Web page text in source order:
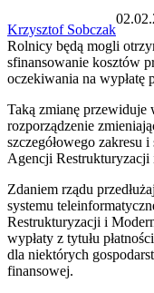
Krzysztof Sobczak
Rolnicy będą mogli
sfinansowanie kosztów
oczekiwania na wypłatę
Taką zmianę
rozporządzenie
szczegółowego zakresu
Agencji
Zdaniem rządu
systemu
Restrukturyzacji i
wypłaty z tytułu
dla niektórych
finansowej.